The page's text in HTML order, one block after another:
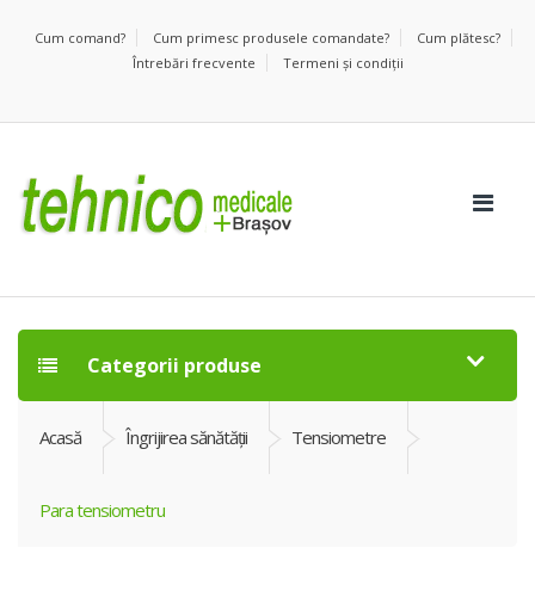
Cum comand? Cum primesc produsele comandate?
Cum plătesc?
Întrebări frecvente
Termeni şi condiţii
Categorii produse
Acasă Îngrijirea sănătăţii Tensiometre
Para tensiometru